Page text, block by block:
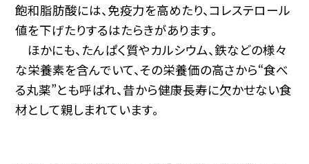
飽和脂肪酸には、免疫力を高めたり、コレステロール
値を下げたりするはたらきがあります。
ほかにも、たんぱく質やカルシウム、鉄などの様々
な栄養素を含んでいて、その栄養価の高さから“食べ
る丸薬”とも呼ばれ、昔から健康長寿に欠かせない食
材として親しまれています。